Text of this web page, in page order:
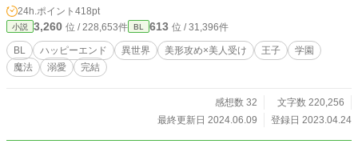
24h.ポイント 418pt
小説 3,260 位 / 228,653件 BL 613 位 / 31,396件
BL ハッピーエンド 異世界 美形攻め×美人受け 王子
学園
魔法
溺愛 完結
感想数 32
文字数 220,256
最終更新日 2024.06.09
登録日 2023.04.24